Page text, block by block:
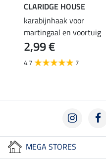
CLARIDGE HOUSE
karabijnhaak voor
martingaal en voortuig
2,99 €
4.7 7
MEGA STORES